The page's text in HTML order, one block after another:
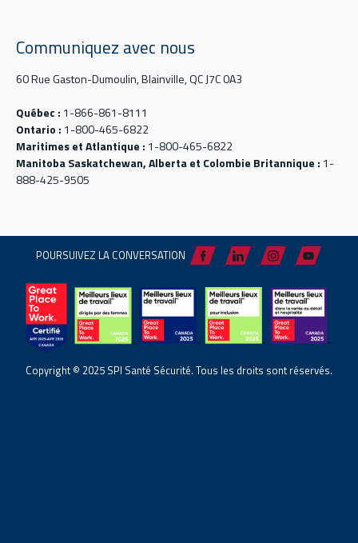
Communiquez avec nous
60 Rue Gaston-Dumoulin, Blainville, QC J7C 0A3
Québec : 1-866-861-8111
Ontario : 1-800-465-6822
Maritimes et Atlantique : 1-800-465-6822
Manitoba Saskatchewan, Alberta et Colombie Britannique : 1-
888-425-9505
POURSUIVEZ LA CONVERSATION
Copyright © 2025 SPI Santé Sécurité. Tous les droits sont réservés.